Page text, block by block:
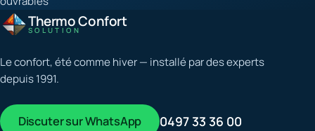
Thermo Confort
SOLUTION
Le confort, été comme hiver — installé par des experts
depuis 1991.
Discuter sur WhatsApp 0497 33 36 00